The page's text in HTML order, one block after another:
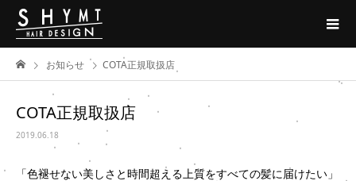
お知らせ COTA正規取扱店
COTA正規取扱店
2019.06.18
「色褪せない美しさと時間超える上質をすべての髪に届けたい」